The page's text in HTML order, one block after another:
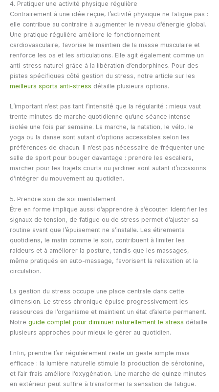
4. Pratiquer une activité physique régulière
Contrairement à une idée reçue, l’activité physique ne fatigue pas :
elle contribue au contraire à augmenter le niveau d’énergie global.
Une pratique régulière améliore le fonctionnement
cardiovasculaire, favorise le maintien de la masse musculaire et
renforce les os et les articulations. Elle agit également comme un
anti-stress naturel grâce à la libération d’endorphines. Pour des
pistes spécifiques côté gestion du stress, notre article sur les
meilleurs sports anti-stress détaille plusieurs options.
L’important n’est pas tant l’intensité que la régularité : mieux vaut
trente minutes de marche quotidienne qu’une séance intense
isolée une fois par semaine. La marche, la natation, le vélo, le
yoga ou la danse sont autant d’options accessibles selon les
préférences de chacun. Il n’est pas nécessaire de fréquenter une
salle de sport pour bouger davantage : prendre les escaliers,
marcher pour les trajets courts ou jardiner sont autant d’occasions
d’intégrer du mouvement au quotidien.
5. Prendre soin de soi mentalement
Être en forme implique aussi d’apprendre à s’écouter. Identifier les
signaux de tension, de fatigue ou de stress permet d’ajuster sa
routine avant que l’épuisement ne s’installe. Les étirements
quotidiens, le matin comme le soir, contribuent à limiter les
raideurs et à améliorer la posture, tandis que les massages,
même pratiqués en auto-massage, favorisent la relaxation et la
circulation.
La gestion du stress occupe une place centrale dans cette
dimension. Le stress chronique épuise progressivement les
ressources de l’organisme et maintient un état d’alerte permanent.
Notre guide complet pour diminuer naturellement le stress détaille
plusieurs approches pour mieux le gérer au quotidien.
Enfin, prendre l’air régulièrement reste un geste simple mais
efficace : la lumière naturelle stimule la production de sérotonine,
et l’air frais améliore l’oxygénation. Une marche de quinze minutes
en extérieur peut suffire à transformer la sensation de fatigue.